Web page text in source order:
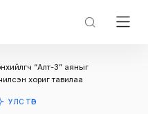
“Алт-3” аяныг
хориг тавилаа
УЛС ТӨР